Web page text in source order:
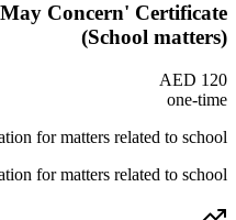
Concern' Certificate
(School matters)
AED 120
one-time
for matters related to school.
for matters related to school.